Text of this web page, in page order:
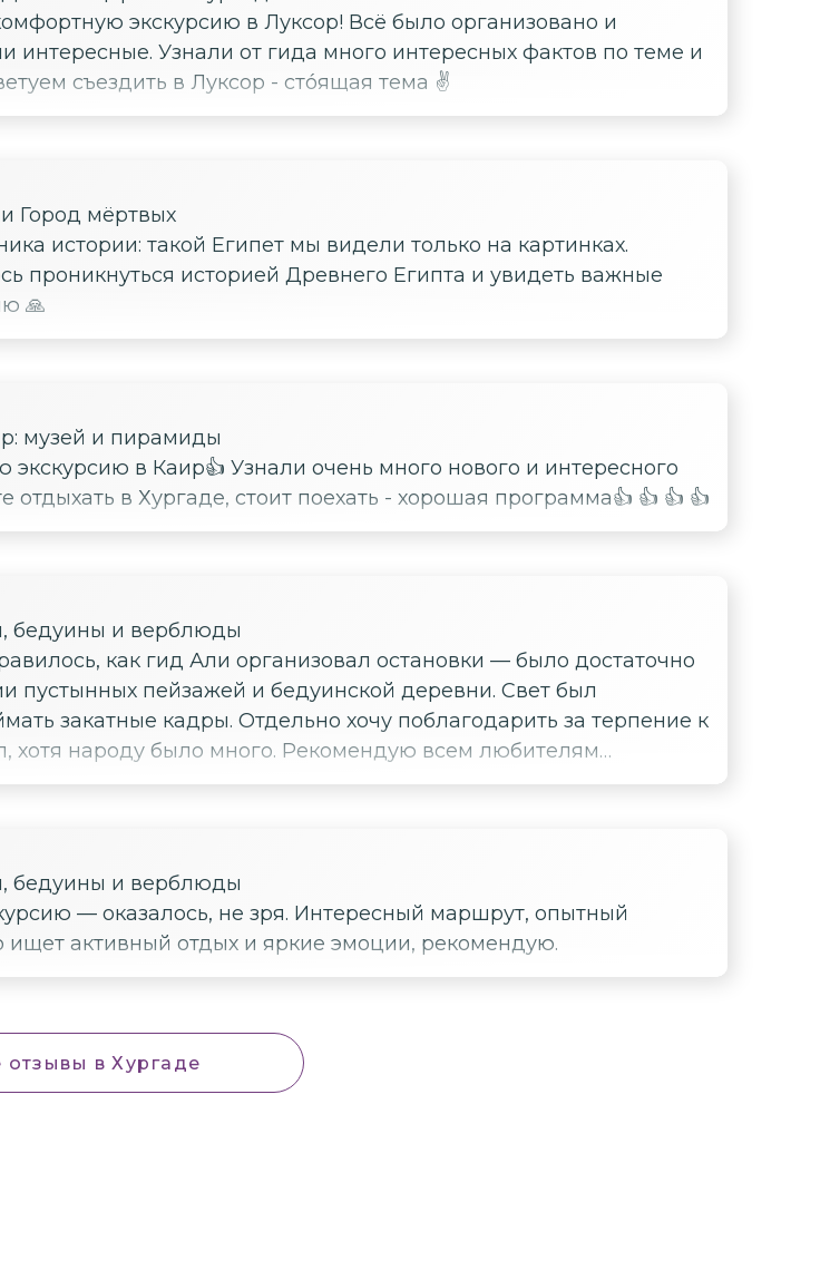
экскурсию в Луксор! Всё было организовано и
интересные. Узнали от гида много интересных фактов по теме и
съездить в Луксор - стóящая тема ✌️
Город мёртвых
истории: такой Египет мы видели только на картинках.
проникнуться историей Древнего Египта и увидеть важные
🙏
музей и пирамиды
в Каир👍 Узнали очень много нового и интересного
в Хургаде, стоит поехать - хорошая программа👍 👍 👍 👍
бедуины и верблюды
как гид Али организовал остановки — было достаточно
пустынных пейзажей и бедуинской деревни. Свет был
закатные кадры. Отдельно хочу поблагодарить за терпение к
народу было много. Рекомендую всем любителям
бедуины и верблюды
— оказалось, не зря. Интересный маршрут, опытный
ищет активный отдых и яркие эмоции, рекомендую.
отзывы в Хургаде